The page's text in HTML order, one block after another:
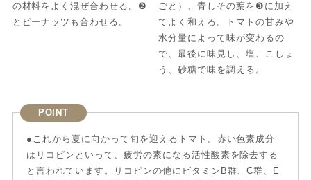
の材料をよく混ぜ合わせる。❷
とピーナッツも合わせる。
ごと）、青しその葉を❸に加え
てよく和える。トマトの甘みや
水分量によって味が変わるの
で、最後に味見し、塩、こしょ
う、砂糖で味を調える。
POINT
●これから夏に向かって旬を迎えるトマト。赤い色素成分
はリコピンといって、疲労の素になる活性酸素を除去する
と言われています。リコピンの他にビタミンB群、C群、E